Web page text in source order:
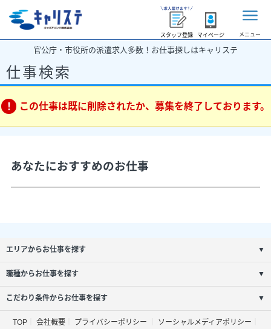
スタッフ登録 マイページ メニュー
官公庁・市役所の派遣求人多数！お仕事探しはキャリステ
仕事検索
この仕事は既に削除されたか、募集を終了しております。
あなたにおすすめのお仕事
エリアからお仕事を探す ▼
職種からお仕事を探す ▼
こだわり条件からお仕事を探す ▼
TOP 会社概要 プライバシーポリシー
ソーシャルメディアポリシー